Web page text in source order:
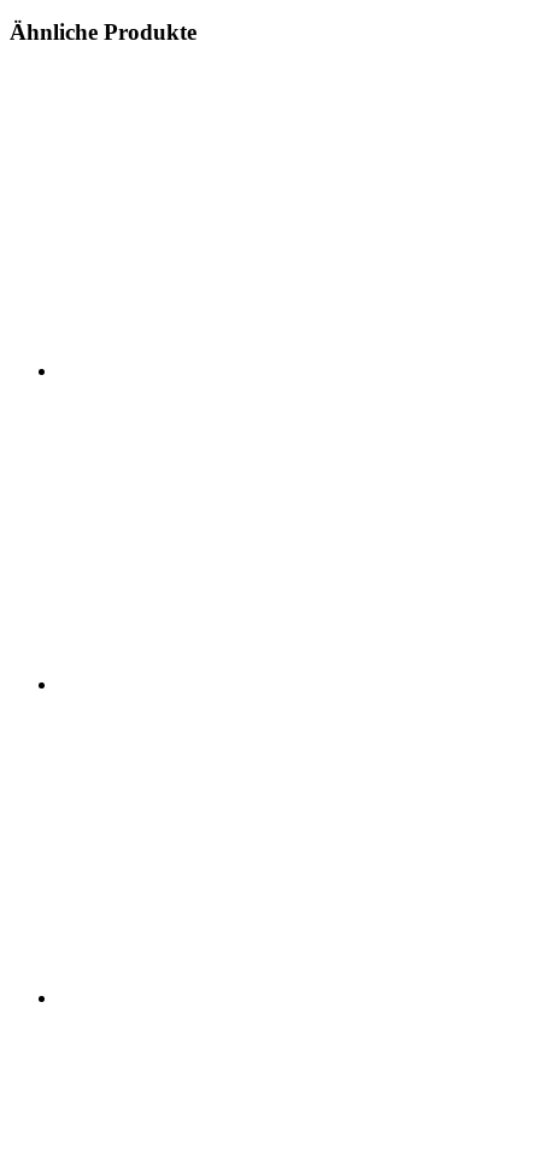
Ähnliche Produkte